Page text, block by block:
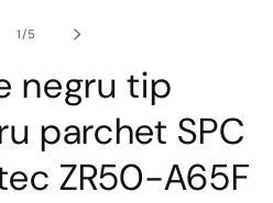
1/din
5
negru tip
parchet SPC
ZR50-A65F